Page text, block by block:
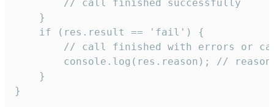
        // call finished successfully
    }
    if (res.result == 'fail') {
// call finished with errors or
console.log(res.reason); //
    }
}